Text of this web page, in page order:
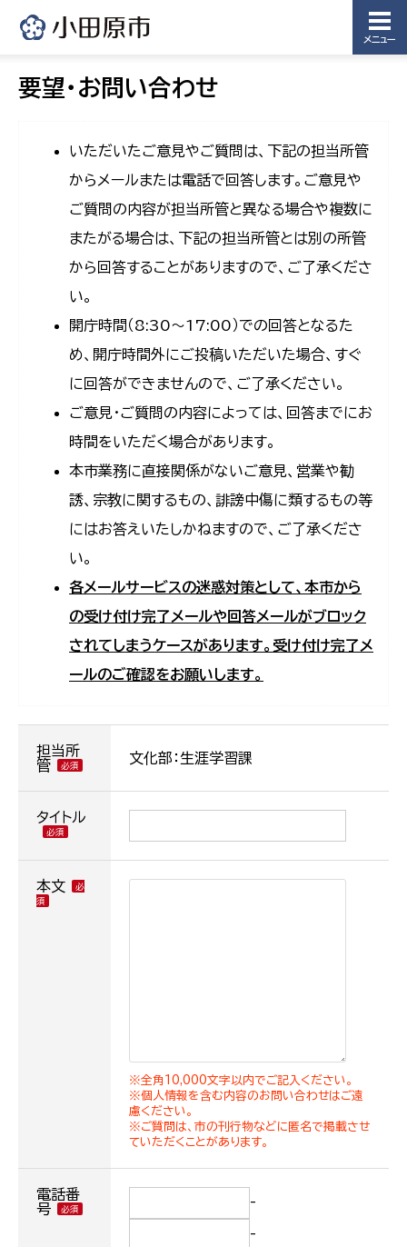
メニュー
要望・お問い合わせ
いただいたご意見やご質問は、下記の担当所管
からメールまたは電話で回答します。ご意見や
ご質問の内容が担当所管と異なる場合や複数に
またがる場合は、下記の担当所管とは別の所管
から回答することがありますので、ご了承くださ
い。
開庁時間（8:30〜17:00）での回答となるた
め、開庁時間外にご投稿いただいた場合、すぐ
に回答ができませんので、ご了承ください。
ご意見・ご質問の内容によっては、回答までにお
時間をいただく場合があります。
本市業務に直接関係がないご意見、営業や勧
誘、宗教に関するもの、誹謗中傷に類するもの等
にはお答えいたしかねますので、ご了承くださ
い。
各メールサービスの迷惑対策として、本市から
の受け付け完了メールや回答メールがブロック
されてしまうケースがあります。受け付け完了メ
ールのご確認をお願いします。
担当所
管
文化部：生涯学習課
タイトル
本文
※全角10,000文字以内でご記入ください。
※個人情報を含む内容のお問い合わせはご遠
慮ください。
※ご質問は、市の刊行物などに匿名で掲載させ
ていただくことがあります。
電話番
号
-
-